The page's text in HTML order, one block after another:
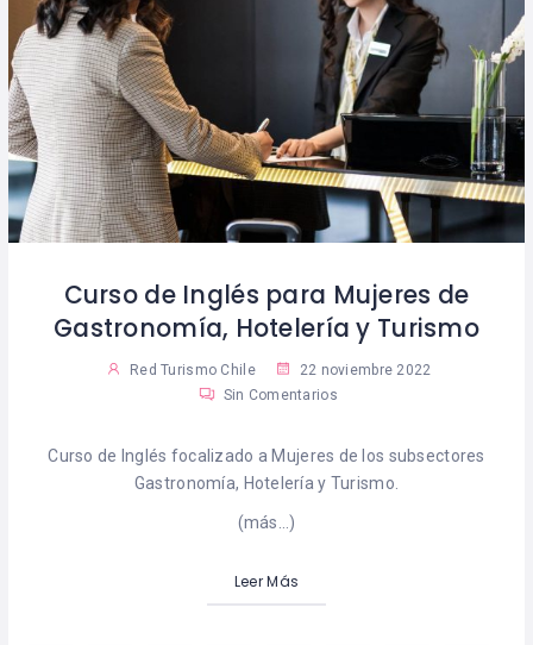
Curso de Inglés para Mujeres de
Gastronomía, Hotelería y Turismo
Red Turismo Chile
22 noviembre 2022
Sin Comentarios
Curso de Inglés focalizado a Mujeres de los subsectores
Gastronomía, Hotelería y Turismo.
(más…)
Leer Más